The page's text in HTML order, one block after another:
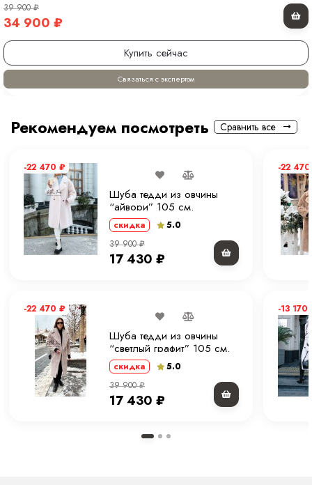
39 900₽
34 900 ₽
Купить сейчас
Связаться с экспертом
Рекомендуем посмотреть Сравнить все
-22 470 ₽
Шуба тедди из овчины
“айвори” 105 см.
скидка
5.0
39 900₽
17 430 ₽
-22 470 ₽
Шуба тедди из овчины
“светлый графит” 105 см.
скидка
5.0
39 900₽
17 430 ₽
-22
-13 170